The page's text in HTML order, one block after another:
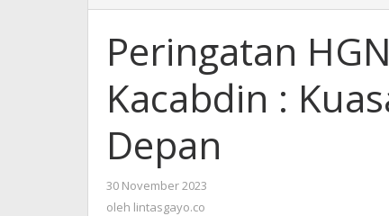
HGN
SMAN
1
Bukit,
Kacabdin
Peringatan
Kacabdin :
Depan
30 November 2023
oleh lintasgayo.co